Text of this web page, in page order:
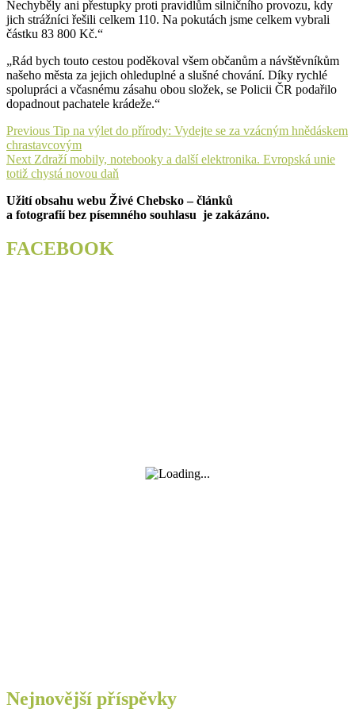
Nechyběly ani přestupky proti pravidlům silničního provozu, kdy
jich strážníci řešili celkem 110. Na pokutách jsme celkem vybrali
částku 83 800 Kč.“
„Rád bych touto cestou poděkoval všem občanům a návštěvníkům
našeho města za jejich ohleduplné a slušné chování. Díky rychlé
spolupráci a včasnému zásahu obou složek, se Policii ČR podařilo
dopadnout pachatele krádeže.“
Navigace
pro
příspěvek
Previous Previous
post:
Tip na výlet do přírody: Vydejte se za vzácným hnědáskem
chrastavcovým
Next Next
post:
Zdraží mobily, notebooky a další elektronika. Evropská unie
totiž chystá novou daň
Užití obsahu webu Živé Chebsko – článků
a fotografií bez písemného souhlasu je zakázáno.
FACEBOOK
Nejnovější příspěvky